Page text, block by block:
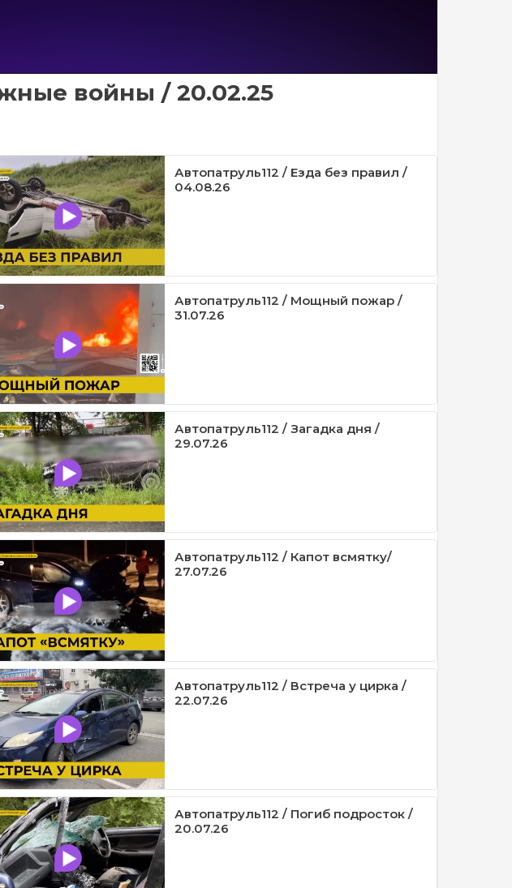
войны / 20.02.25
Автопатруль112 / Езда без правил /
04.08.26
Автопатруль112 / Мощный пожар /
31.07.26
Автопатруль112 / Загадка дня /
29.07.26
Автопатруль112 / Капот всмятку/
27.07.26
Автопатруль112 / Встреча у цирка /
22.07.26
Автопатруль112 / Погиб подросток /
20.07.26